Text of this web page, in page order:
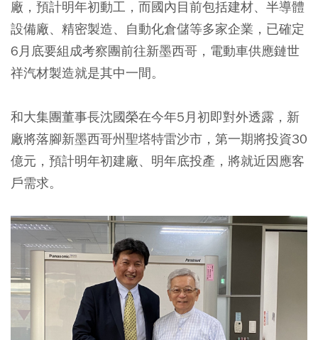
廠，預計明年初動工，而國內目前包括建材、半導體
設備廠、精密製造、自動化倉儲等多家企業，已確定
6月底要組成考察團前往新墨西哥，電動車供應鏈世
祥汽材製造就是其中一間。
和大集團董事長沈國榮在今年5月初即對外透露，新
廠將落腳新墨西哥州聖塔特雷沙市，第一期將投資30
億元，預計明年初建廠、明年底投產，將就近因應客
戶需求。